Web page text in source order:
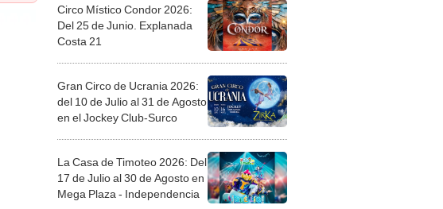
Circo Místico Condor 2026:
Del 25 de Junio. Explanada
Costa 21
Gran Circo de Ucrania 2026:
del 10 de Julio al 31 de Agosto
en el Jockey Club-Surco
La Casa de Timoteo 2026: Del
17 de Julio al 30 de Agosto en
Mega Plaza - Independencia